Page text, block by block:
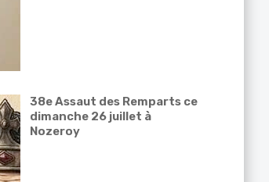
38e Assaut des Remparts ce
dimanche 26 juillet à
Nozeroy